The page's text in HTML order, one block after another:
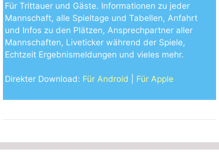
Für Trittauer und Gäste. Informationen zu jeder
Mannschaft, alle Spieltage und Tabellen, Anfahrt
und Infos zu den Plätzen, Ansprechpartner aller
Mannschaften, Liveticker während der Spiele,
Echtzeit Ergebnismeldungen und vieles mehr.
Direkter Download: Für Android Für Apple